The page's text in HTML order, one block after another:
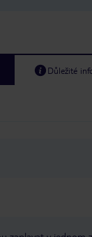
Důležité